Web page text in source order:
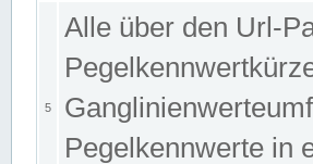
5
Alle über den Url-
Pegelkennwerte in